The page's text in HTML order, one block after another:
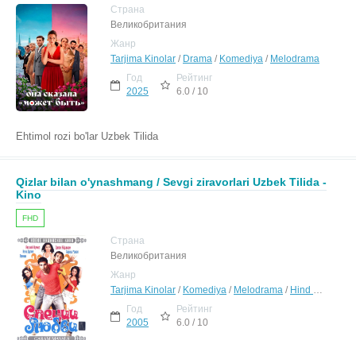
Страна
Великобритания
Жанр
Tarjima Kinolar / Drama / Komediya / Melodrama
Год
2025
Рейтинг
6.0 / 10
Ehtimol rozi bo'lar Uzbek Tilida
Qizlar bilan o'ynashmang / Sevgi ziravorlari Uzbek Tilida -
Kino
FHD
Страна
Великобритания
Жанр
Tarjima Kinolar / Komediya / Melodrama / Hind Kinolar Uzbek Tilida
Год
2005
Рейтинг
6.0 / 10